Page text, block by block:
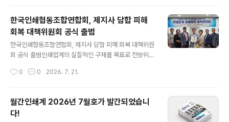
일시: 2026년 11월 16일 ~ 18일장소..
한국인쇄협동조합연합회, 제지사 담합 피해
회복 대책위원회 공식 출범
한국인쇄협동조합연합회, 제지사 담합 피해 회복 대책위원
회 공식 출범인쇄업계의 실질적인 구제를 목표로 전방위적
선/www.k-fpc.or.kr)가 제지사들의 가격 담합으로 촉발
내에 ‘인쇄업계 피해 회복 대책위원회’를 공식 출범하고 본
격적인 활동에 돌입했다. 이번 대책위 구성은 지난 4월 공
정거래위원회가 6개 인쇄용지 제지사의 가격 담합 행위를
0 0 2026. 7. 21.
월간인쇄계 2026년 7월호가 발간되었습니
다!